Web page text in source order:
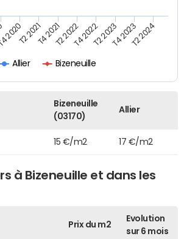
Allier Bizeneuille
2020T2 2021T4 2021T2 2022T4 2022T2 2023T4 2023T2 2024
Bizeneuille
(03170)
Allier
15 €/m2 17 €/m2
à Bizeneuille et dans les
Prix du m2
Evolution
sur 6 mois